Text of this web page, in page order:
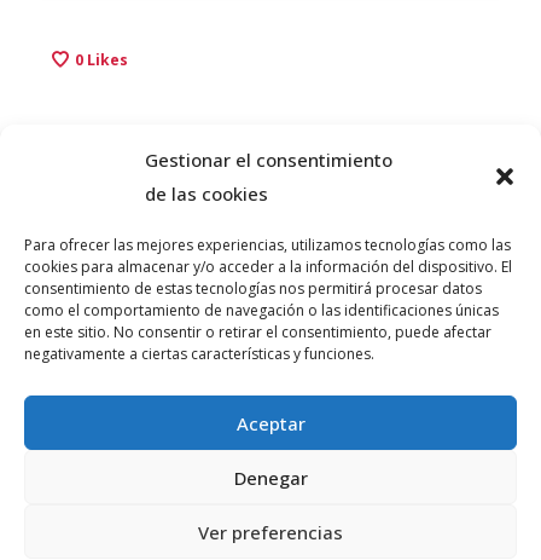
Gestionar el consentimiento
de las cookies
Para ofrecer las mejores experiencias, utilizamos tecnologías como las
cookies para almacenar y/o acceder a la información del dispositivo. El
consentimiento de estas tecnologías nos permitirá procesar datos
como el comportamiento de navegación o las identificaciones únicas
en este sitio. No consentir o retirar el consentimiento, puede afectar
negativamente a ciertas características y funciones.
Aceptar
Denegar
Ver preferencias
0 Likes
© PLATAFORMA GUINDALERA 2026 teatro@guindalera.com
INFORMACIÓN